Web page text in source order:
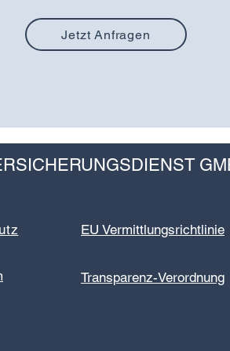
Jetzt Anfragen
EU Vermittlungsrichtlinie
Transparenz-Verordnung